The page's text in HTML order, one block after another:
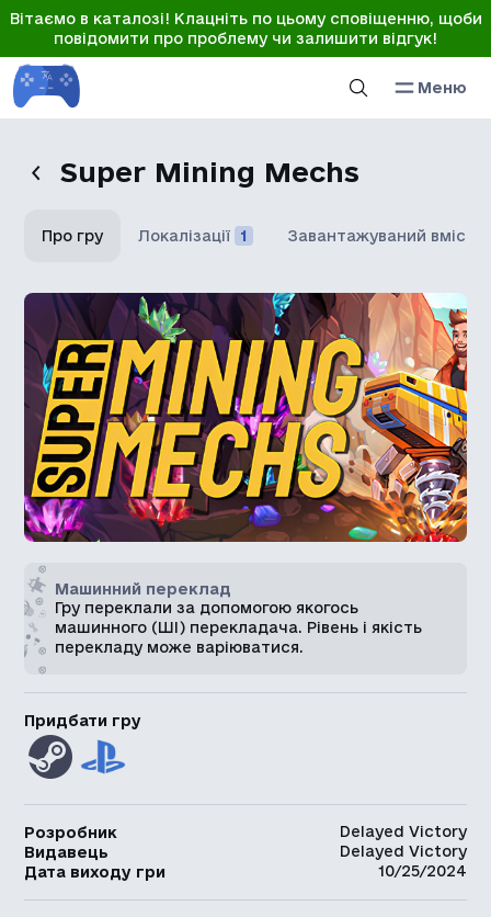
Вітаємо в каталозі! Клацніть по цьому сповіщенню, щоби
повідомити про проблему чи залишити відгук!
Меню
Super Mining Mechs
Про гру Локалізації 1 Завантажуваний вміст
Машинний переклад
Гру переклали за допомогою якогось
машинного (ШІ) перекладача. Рівень і якість
перекладу може варіюватися.
Придбати гру
Розробник
Delayed Victory
Видавець
Delayed Victory
Дата виходу гри
10/25/2024